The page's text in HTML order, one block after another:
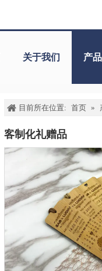
关于我们 产
目前所在位置: 首页 »
客制化礼赠品